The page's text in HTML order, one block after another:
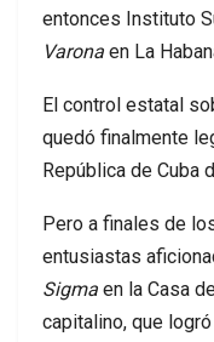
entonces Instituto
Varona en La
El control estatal
quedó finalmente
República de Cuba
Pero a finales de
entusiastas
Sigma en la Casa
capitalino, que